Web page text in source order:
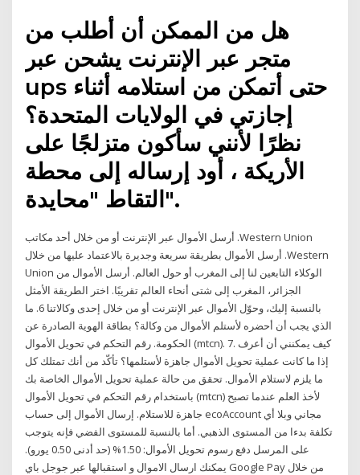
هل من الممكن أن أطلب من
متجر عبر الإنترنت يشحن عبر
ups حتى أتمكن من استلامه أثناء
إجازتي في الولايات المتحدة؟
نظرًا لأنني سأكون متزلجًا على
الأريكة ، أود إرساله إلى محطة
التقاط "محايدة".
أرسل الأموال عبر الإنترنت أو من خلال أحد مكاتب .Western Union
أرسل الأموال بطريقة سريعة وجديرة بالاعتماد عليها من خلال .Western
Union الوكلاء التابعين لنا إلى المغرب أو حول العالم. أرسل الأموال من
الجزائر، المغرب إلى شتى أنحاء العالم تقريبًا. اختر الطريقة الأمثل
بالنسبة إليك، وحوّل الأموال عبر الإنترنت أو من خلال إحدى وكالاتنا 6. ما
الذي يجب أن أحضره لأستلم الأموال من وكالة؟ بطاقة الهوية الصادرة عن
الحكومة. رقم التحكم في تحويل الأموال (mtcn). 7. كيف يمكنني أن أعرف
إذا ما كانت عملية تحويل الأموال جاهزة لأستلمها؟ تأكّد من أنك تمتلك كل
ما يلزم لاستلام الأموال. تحقق من حالة عملية تحويل الأموال الخاصة بك
باستخدام رقم التحكم في تحويل الأموال (mtcn) لأخذ العلم عندما تصبح
جاهزة للاستلام. إرسال الأموال إلى حساب ecoAccount مجاني وبلا أي
تكلفة بدءا من المستوى الذهبي. أما بالنسبة للمستوى الفضي فإنه يتوجب
على المرسل دفع رسوم تحويل الأموال: 1.50% (حد أدنى 0.50 يورو).
يمكنك ارسال الاموال و استقبالها عبر جوجل باي Google Pay من خلال